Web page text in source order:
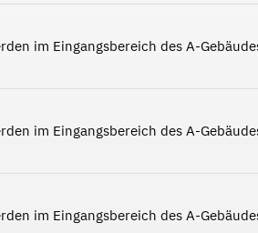
im Eingangsbereich des A-
im Eingangsbereich des A-
im Eingangsbereich des A-